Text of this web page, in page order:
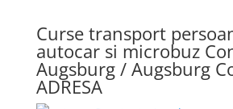
Curse transport
autocar si microbuz
Augsburg / Augsburg
ADRESA